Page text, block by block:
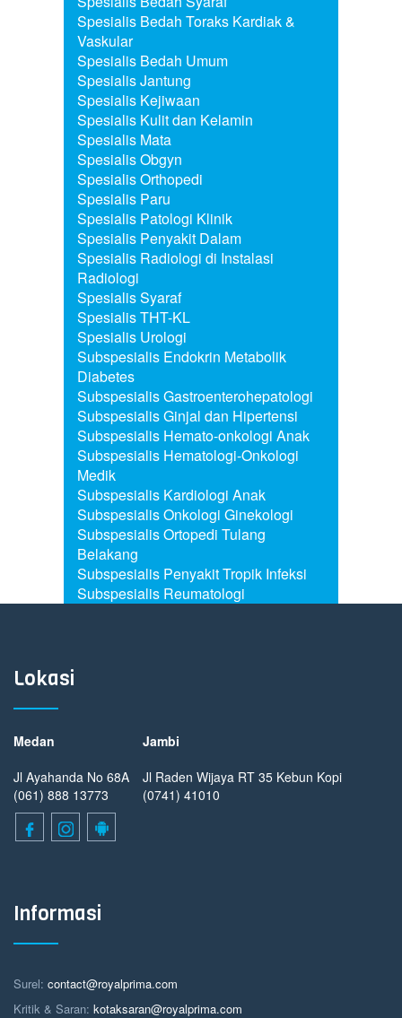
Spesialis Bedah Toraks Kardiak &
Vaskular
Spesialis Bedah Umum
Spesialis Jantung
Spesialis Kejiwaan
Spesialis Kulit dan Kelamin
Spesialis Mata
Spesialis Obgyn
Spesialis Orthopedi
Spesialis Paru
Spesialis Patologi Klinik
Spesialis Penyakit Dalam
Spesialis Radiologi di Instalasi
Radiologi
Spesialis Syaraf
Spesialis THT-KL
Spesialis Urologi
Subspesialis Endokrin Metabolik
Diabetes
Subspesialis Gastroenterohepatologi
Subspesialis Ginjal dan Hipertensi
Subspesialis Hemato-onkologi Anak
Subspesialis Hematologi-Onkologi
Medik
Subspesialis Kardiologi Anak
Subspesialis Onkologi Ginekologi
Subspesialis Ortopedi Tulang
Belakang
Subspesialis Penyakit Tropik Infeksi
Subspesialis Reumatologi
Lokasi
Medan
Jl Ayahanda No 68A
(061) 888 13773
Jambi
Jl Raden Wijaya RT 35 Kebun Kopi
(0741) 41010
Informasi
Surel: contact@royalprima.com
Kritik & Saran: kotaksaran@royalprima.com